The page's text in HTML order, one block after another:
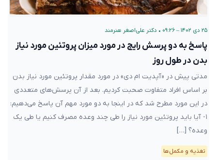
۲۵ دی ۱۴۰۲ – ۰۹:۲۶ • دکتر علی‌اصغر هنرمند
پاسخ به دو پرسش رایج در مورد میزان پروتئین مورد نیاز
بدن در طول روز
مدتی پیش در «آپدیت ام دی» در مورد مقدار پروتئین مورد نیاز بدن
بر اساس افراد متفاوت صحبت کردیم. بعد از آن پرسش‌های متعددی
در این مورد مطرح شد که در اینجا به دو مورد مهم آن پاسخ می‌دهیم:
۱- آیا باید پروتئین مورد نیاز را طی چند وعده مصرف کنیم یا طی یک
وعده؟ […]
تغذیه و مکمل‌ها